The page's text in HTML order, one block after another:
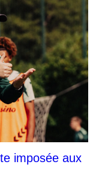
imposée aux